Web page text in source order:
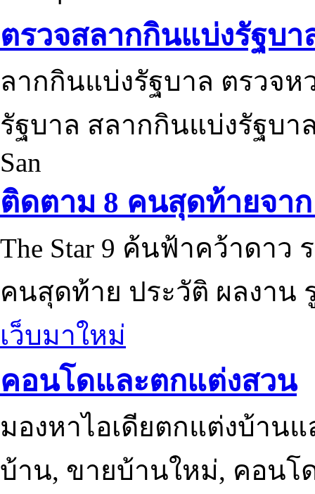
ตรวจสลากกินแบ่งรัฐบา
ลากกินแบ่งรัฐบาล ตรวจ
รัฐบาล สลากกินแบ่งรัฐบา
San
ติดตาม 8 คนสุดท้ายจาก
The Star 9 ค้นฟ้าคว้าดาว
คนสุดท้าย ประวัติ ผลงาน
เว็บมาใหม่
คอนโดและตกแต่งสวน
มองหาไอเดียตกแต่งบ้าน
บ้าน, ขายบ้านใหม่, คอนโ